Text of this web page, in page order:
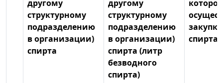
другому
структурному
подразделению
в организации)
спирта
другому
структурному
подразделению
в организации)
спирта (литр
безводного
спирта)
спирта